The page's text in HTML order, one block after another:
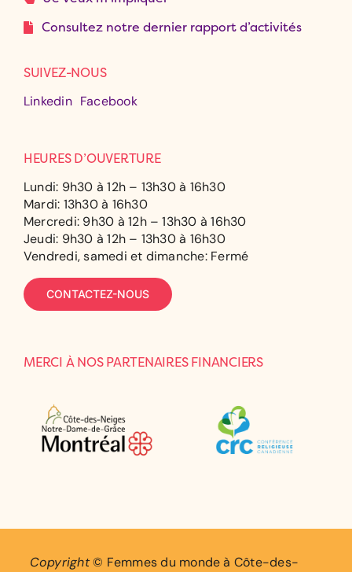
Consultez notre dernier rapport d’activités
SUIVEZ-NOUS
Linkedin Facebook
HEURES D’OUVERTURE
Lundi: 9h30 à 12h – 13h30 à 16h30
Mardi: 13h30 à 16h30
Mercredi: 9h30 à 12h – 13h30 à 16h30
Jeudi: 9h30 à 12h – 13h30 à 16h30
Vendredi, samedi et dimanche: Fermé
CONTACTEZ-NOUS
MERCI À NOS PARTENAIRES FINANCIERS
Copyright© Femmes du monde à Côte-des-